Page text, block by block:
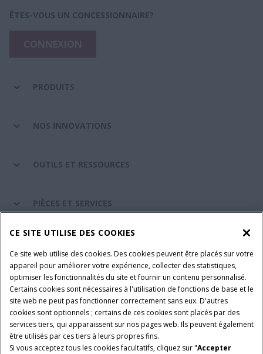
ÊTES-VOUS UN CONCESSIONNAIRE?
PRODUITS
NOS INNOVATIONS
OUTILS ET RESSOURCES
PIÈCES ET SERVICES
Conditions générales d'utilisation
Avis de confidentialité
Mentions légales
Paramètres des cookies
Telematics avis de confidentialité
© 2026 CNH Industrial America LLC. All Rights Reserved. Case IH is a
CE SITE UTILISE DES COOKIES
Ce site web utilise des cookies. Des cookies peuvent être placés sur votre
appareil pour améliorer votre expérience, collecter des statistiques,
optimiser les fonctionnalités du site et fournir un contenu personnalisé.
Certains cookies sont nécessaires à l'utilisation de fonctions de base et le
site web ne peut pas fonctionner correctement sans eux. D'autres
cookies sont optionnels ; certains de ces cookies sont placés par des
services tiers, qui apparaissent sur nos pages web. Ils peuvent également
être utilisés par ces tiers à leurs propres fins.
Si vous acceptez tous les cookies facultatifs, cliquez sur "Accepter